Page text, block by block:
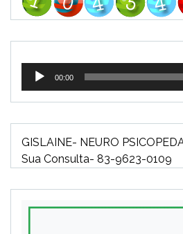
Tocador
áudio
00:00
GISLAINE- NEURO
Sua Consulta- 83-9623-0109